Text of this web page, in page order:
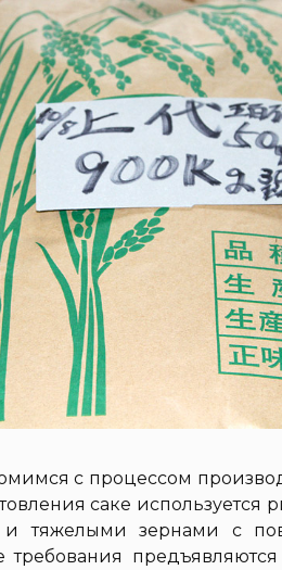
с процессом
саке используется
и тяжелыми зернами с
требования